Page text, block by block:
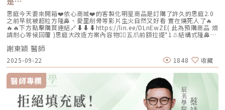
思庭今天要來開箱❤️依心商城❤️的客製化明星商品是訂購了許久的思庭2.0
之前早就被超粒方隆鼻、愛里削骨等影片生火自然又好看 實在燒死人了🔥
🔥🔥下方點擊購買連結🔗⬇️⬇️⬇️https://lin.ee/DLnEwZE( 此為預購商品 煩
請耐心等候回覆 )思庭大改造方案內容物💁‍♀️五爪前額拉提*1👃結構式隆鼻*1
(加購縮鼻翼、敲鼻骨、貴族手術)👄微笑嘴角*1 (加購嘴邊肉拉提)重點摘
要：00:00 搶先看⚡⚡01:43 開箱手術方案內容物02:02 上臉眉眼分析 : 五
爪前額拉提02:36 中臉隆鼻分析 : 結構式隆鼻合併貴族手術03:58 下臉唇巴
分析 : 微笑嘴角+嘴扁肉拉提04:43 華麗買家秀05:25 五星好評分享
⭐⭐⭐⭐⭐▸▸歡迎合作洽談：followheart.marketing@gmail.com◂◂依心唯
美整形外科診所地址｜台北市信義區基隆路二段15號2樓電話｜（02）
2345-6777官方網站｜https://www.followheart.com.tw/官方諮詢｜
https://follow-heart.com/line臉書粉專｜https://follow-
heart.com/case_fbIG追起來｜https://follow-
heart.com/case_igWeChat ID｜Dr_followheart
謝東穎 醫師
2025-09-22 1848 收藏
醫師專欄